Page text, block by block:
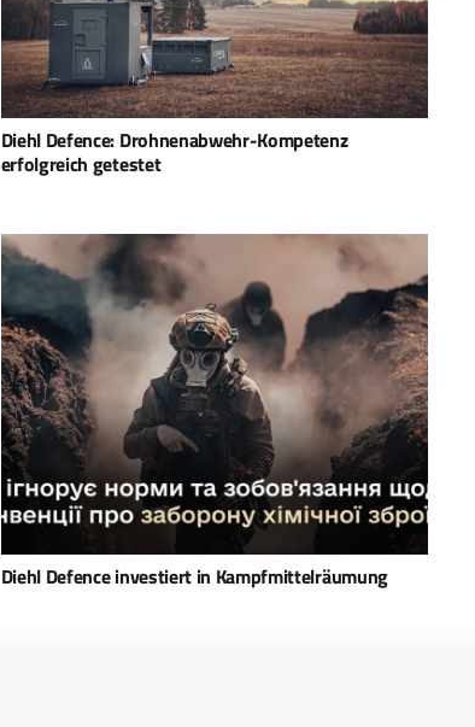
Diehl Defence: Drohnenabwehr-Kompetenz
erfolgreich getestet
Diehl Defence investiert in Kampfmittelräumung